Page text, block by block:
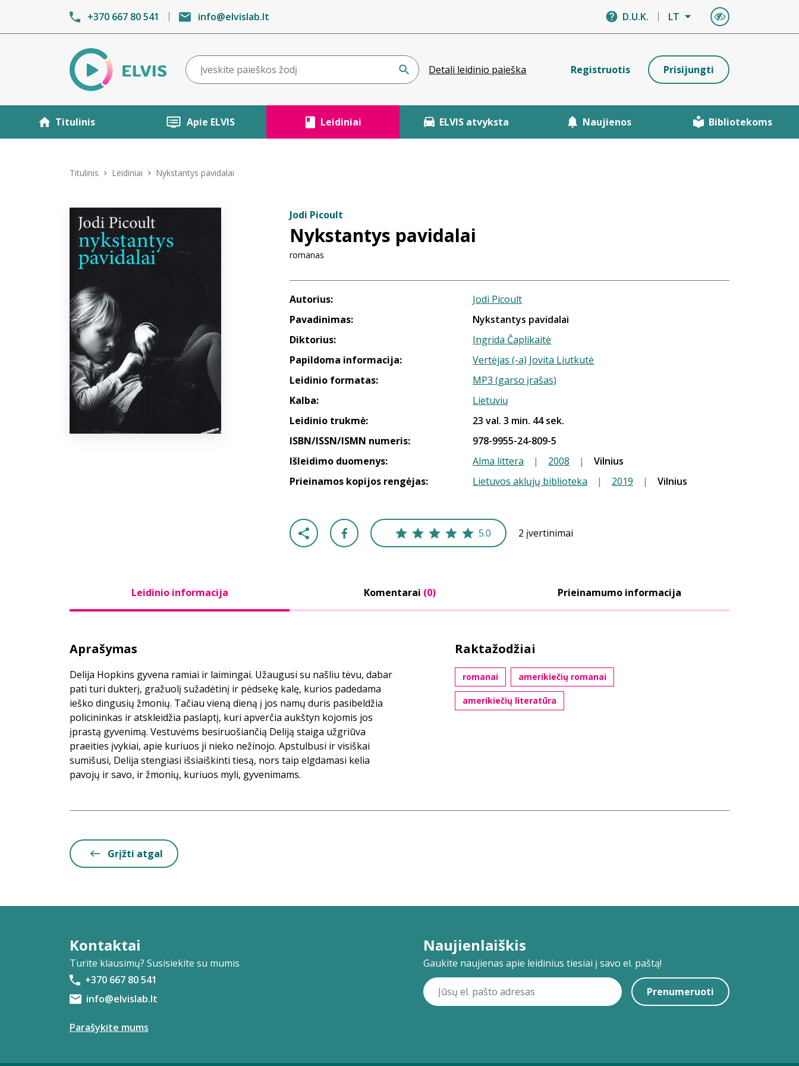
+370 667 80 541 info@elvislab.lt D.U.K. LT
Detali leidinio paieška Registruotis Prisijungti
Titulinis Apie ELVIS Leidiniai ELVIS atvyksta Naujienos Bibliotekoms
Titulinis Leidiniai Nykstantys pavidalai
Jodi Picoult
Nykstantys pavidalai
romanas
Autorius:
Jodi Picoult
Pavadinimas:
Nykstantys pavidalai
Diktorius:
Ingrida Čaplikaitė
Papildoma informacija:
Vertėjas (-a) Jovita Liutkutė
Leidinio formatas:
MP3 (garso įrašas)
Kalba:
Lietuvių
Leidinio trukmė:
23 val. 3 min. 44 sek.
ISBN/ISSN/ISMN numeris:
978-9955-24-809-5
Išleidimo duomenys:
Alma littera | 2008 |
Vilnius
Prieinamos kopijos rengėjas:
Lietuvos aklųjų biblioteka | 2019 | Vilnius
5.0 2 įvertinimai
Leidinio informacija Komentarai (0) Prieinamumo informacija
Aprašymas
Delija Hopkins gyvena ramiai ir laimingai. Užaugusi su našliu tėvu, dabar
pati turi dukterį, gražuolį sužadėtinį ir pėdsekę kalę, kurios padedama
ieško dingusių žmonių. Tačiau vieną dieną į jos namų duris pasibeldžia
policininkas ir atskleidžia paslaptį, kuri apverčia aukštyn kojomis jos
įprastą gyvenimą. Vestuvėms besiruošiančią Deliją staiga užgriūva
praeities įvykiai, apie kuriuos ji nieko nežinojo. Apstulbusi ir visiškai
sumišusi, Delija stengiasi išsiaiškinti tiesą, nors taip elgdamasi kelia
pavojų ir savo, ir žmonių, kuriuos myli, gyvenimams.
Raktažodžiai
romanai amerikiečių romanai
amerikiečių literatūra
Grįžti atgal
Kontaktai
Turite klausimų? Susisiekite su mumis
+370 667 80 541
info@elvislab.lt
Parašykite mums
Naujienlaiškis
Gaukite naujienas apie leidinius tiesiai į savo el. paštą!
Prenumeruoti